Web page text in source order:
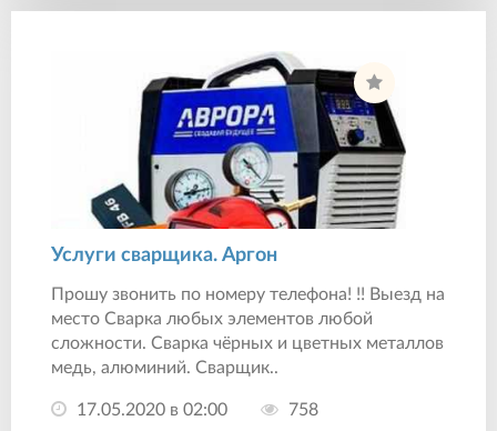
Услуги сварщика. Аргон
Прошу звонить по номеру телефона! !! Выезд на
место Сварка любых элементов любой
сложности. Сварка чёрных и цветных металлов
медь, алюминий. Сварщик..
17.05.2020 в 02:00
758